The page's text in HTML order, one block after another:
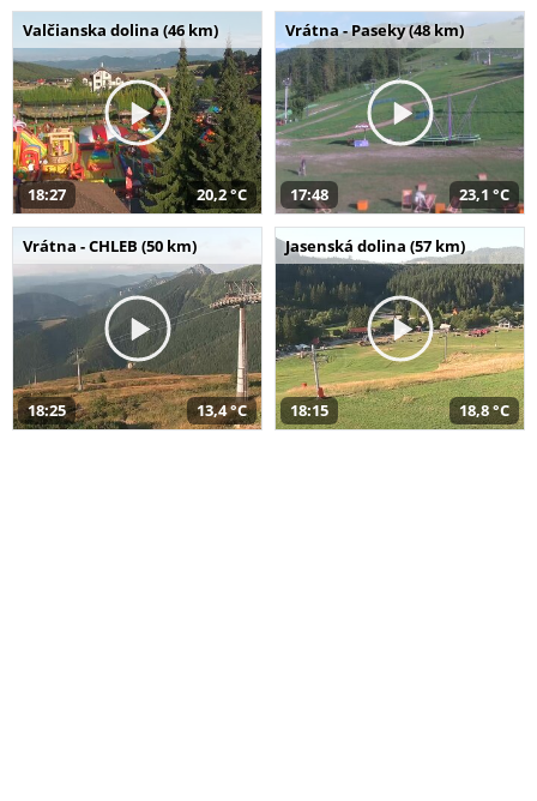
Valčianska dolina (46 km)
18:27 20,2 °C
Vrátna - Paseky (48 km)
17:48 23,1 °C
Vrátna - CHLEB (50 km)
18:25 13,4 °C
Jasenská dolina (57 km)
18:15 18,8 °C